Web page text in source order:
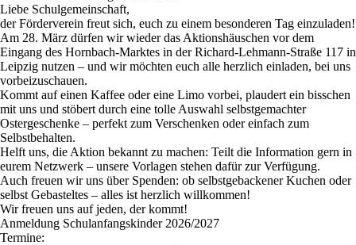
Liebe Schulgemeinschaft,
der Förderverein freut sich, euch zu einem besonderen Tag einzuladen!
Am 28. März dürfen wir wieder das Aktionshäuschen vor dem
Eingang des Hornbach-Marktes in der Richard-Lehmann-Straße 117 in
Leipzig nutzen – und wir möchten euch alle herzlich einladen, bei uns
vorbeizuschauen.
Kommt auf einen Kaffee oder eine Limo vorbei, plaudert ein bisschen
mit uns und stöbert durch eine tolle Auswahl selbstgemachter
Ostergeschenke – perfekt zum Verschenken oder einfach zum
Selbstbehalten.
Helft uns, die Aktion bekannt zu machen: Teilt die Information gern in
eurem Netzwerk – unsere Vorlagen stehen dafür zur Verfügung.
Auch freuen wir uns über Spenden: ob selbstgebackener Kuchen oder
selbst Gebasteltes – alles ist herzlich willkommen!
Wir freuen uns auf jeden, der kommt!
Anmeldung Schulanfangskinder 2026/2027
Termine: